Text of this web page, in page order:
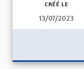
CRÉÉ LE
13/07/2023